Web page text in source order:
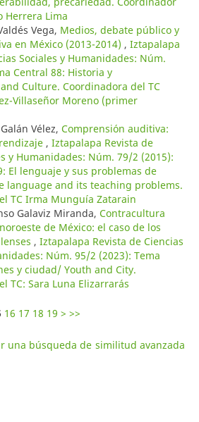
Herrera Lima
Vega, Medios, debate público y
en México (2013-2014) , Iztapalapa
Sociales y Humanidades: Núm.
Central 88: Historia y
Culture. Coordinadora del TC
Villaseñor Moreno (primer
Vélez, Comprensión auditiva:
, Iztapalapa Revista de
y Humanidades: Núm. 79/2 (2015):
El lenguaje y sus problemas de
language and its teaching problems.
TC Irma Munguía Zatarain
Galaviz Miranda, Contracultura
de México: el caso de los
, Iztapalapa Revista de Ciencias
Núm. 95/2 (2023): Tema
y ciudad/ Youth and City.
TC: Sara Luna Elizarrarás
16 17 18 19 > >>
una búsqueda de similitud avanzada